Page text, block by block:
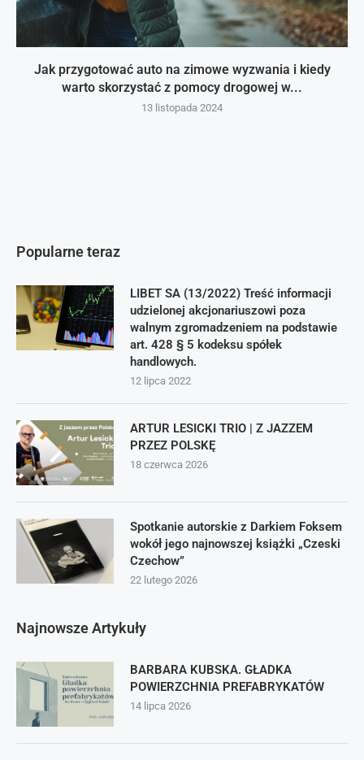
Jak przygotować auto na zimowe wyzwania i kiedy
warto skorzystać z pomocy drogowej w...
13 listopada 2024
Popularne teraz
LIBET SA (13/2022) Treść informacji
udzielonej akcjonariuszowi poza
walnym zgromadzeniem na podstawie
art. 428 § 5 kodeksu spółek
handlowych.
12 lipca 2022
ARTUR LESICKI TRIO | Z JAZZEM
PRZEZ POLSKĘ
18 czerwca 2026
Spotkanie autorskie z Darkiem Foksem
wokół jego najnowszej książki „Czeski
Czechow”
22 lutego 2026
Najnowsze Artykuły
BARBARA KUBSKA. GŁADKA
POWIERZCHNIA PREFABRYKATÓW
14 lipca 2026